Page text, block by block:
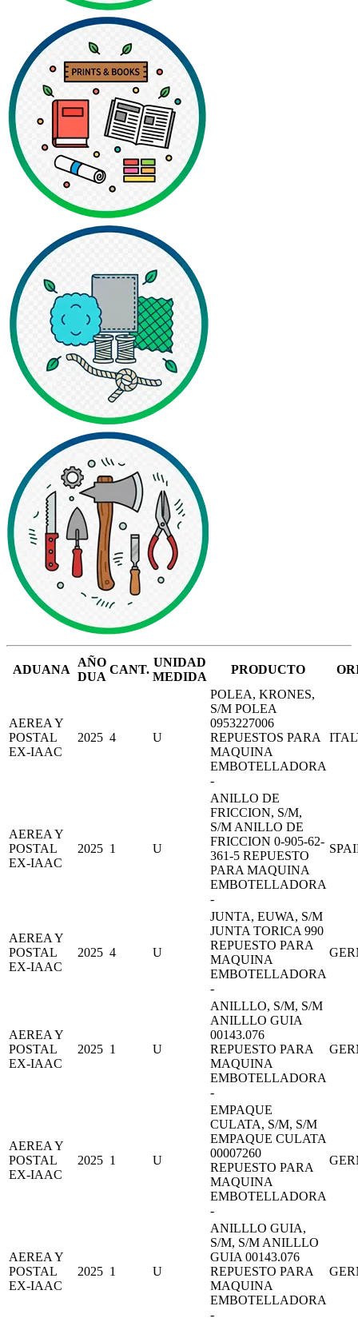
ADUANA
AÑO
DUA
CANT.
UNIDAD
MEDIDA
PRODUCTO
AEREA Y
POSTAL
EX-IAAC
2025 4 U
POLEA, KRONES,
S/M POLEA
0953227006
REPUESTOS PARA
MAQUINA
EMBOTELLADORA
-
AEREA Y
POSTAL
EX-IAAC
2025 1 U
ANILLO DE
FRICCION, S/M,
S/M ANILLO DE
FRICCION 0-905-62-
361-5 REPUESTO
PARA MAQUINA
EMBOTELLADORA
-
AEREA Y
POSTAL
EX-IAAC
2025 4 U
JUNTA, EUWA, S/M
JUNTA TORICA 990
REPUESTO PARA
MAQUINA
EMBOTELLADORA
-
AEREA Y
POSTAL
EX-IAAC
2025 1 U
ANILLLO, S/M, S/M
ANILLLO GUIA
00143.076
REPUESTO PARA
MAQUINA
EMBOTELLADORA
-
AEREA Y
POSTAL
EX-IAAC
2025 1 U
EMPAQUE
CULATA, S/M, S/M
EMPAQUE CULATA
00007260
REPUESTO PARA
MAQUINA
EMBOTELLADORA
-
AEREA Y
POSTAL
EX-IAAC
2025 1 U
ANILLLO GUIA,
S/M, S/M ANILLLO
GUIA 00143.076
REPUESTO PARA
MAQUINA
EMBOTELLADORA
-